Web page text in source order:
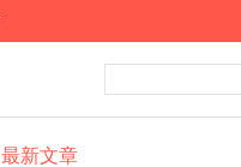
最新文章